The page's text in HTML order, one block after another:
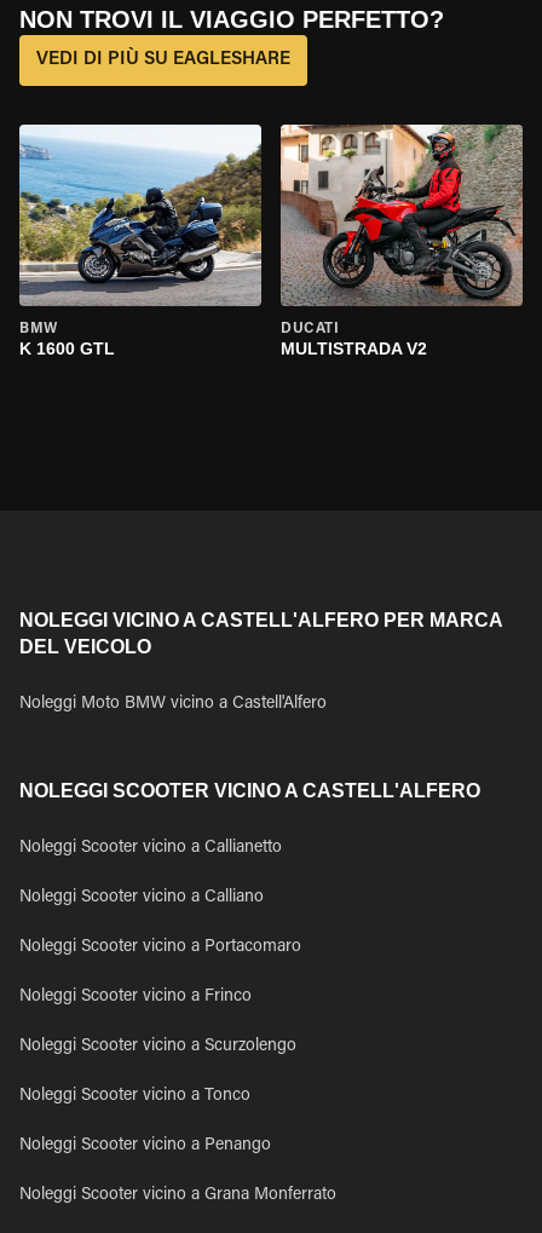
NON TROVI IL VIAGGIO PERFETTO?
VEDI DI PIÙ SU EAGLESHARE
BMW
K 1600 GTL
DUCATI
MULTISTRADA V2
NOLEGGI VICINO A CASTELL'ALFERO PER MARCA
DEL VEICOLO
Noleggi Moto BMW vicino a Castell'Alfero
NOLEGGI SCOOTER VICINO A CASTELL'ALFERO
Noleggi Scooter vicino a Callianetto
Noleggi Scooter vicino a Calliano
Noleggi Scooter vicino a Portacomaro
Noleggi Scooter vicino a Frinco
Noleggi Scooter vicino a Scurzolengo
Noleggi Scooter vicino a Tonco
Noleggi Scooter vicino a Penango
Noleggi Scooter vicino a Grana Monferrato